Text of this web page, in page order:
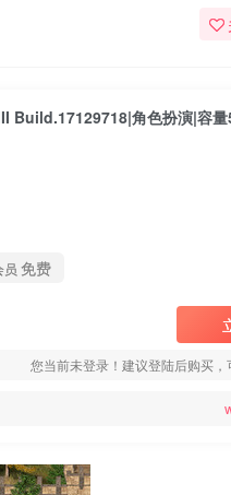
员 免费
您当前未登录！建议登陆后购买